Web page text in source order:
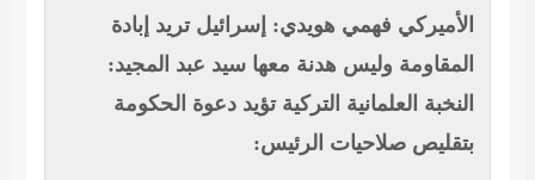
الأميركي فهمي هويدي: إسرائيل تريد إبادة
المقاومة وليس هدنة معها سيد عبد المجيد:
النخبة العلمانية التركية تؤيد دعوة الحكومة
بتقليص صلاحيات الرئيس: